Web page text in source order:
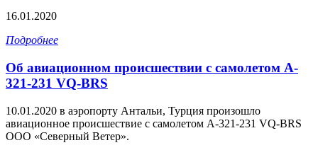
16.01.2020
Подробнее
Об авиационном происшествии с самолетом A-
321-231 VQ-BRS
10.01.2020 в аэропорту Антальи, Турция произошло
авиационное происшествие с самолетом A-321-231 VQ-BRS
ООО «Северный Ветер».